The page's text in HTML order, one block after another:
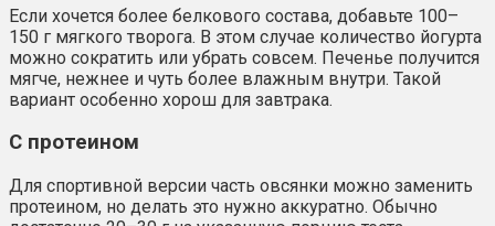
Если хочется более белкового состава, добавьте 100–
150 г мягкого творога. В этом случае количество йогурта
можно сократить или убрать совсем. Печенье получится
мягче, нежнее и чуть более влажным внутри. Такой
вариант особенно хорош для завтрака.
С протеином
Для спортивной версии часть овсянки можно заменить
протеином, но делать это нужно аккуратно. Обычно